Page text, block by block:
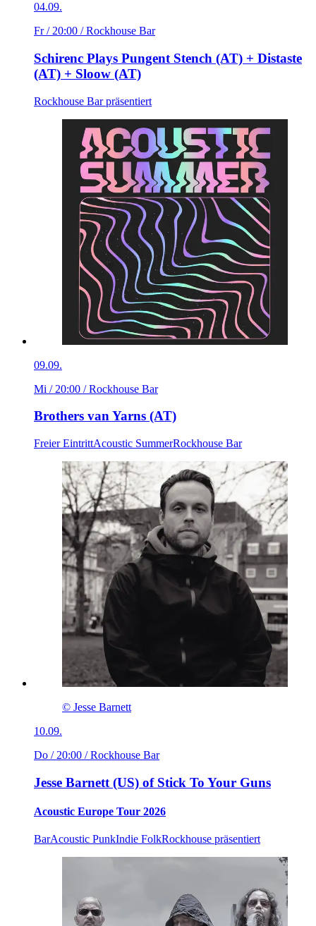
04.09.
Fr / 20:00 / Rockhouse Bar
Schirenc Plays Pungent Stench (AT) + Distaste
(AT) + Sloow (AT)
Rockhouse Bar präsentiert
09.09.
Mi / 20:00 / Rockhouse Bar
Brothers van Yarns (AT)
Freier EintrittAcoustic SummerRockhouse Bar
© Jesse Barnett
10.09.
Do / 20:00 / Rockhouse Bar
Jesse Barnett (US) of Stick To Your Guns
Acoustic Europe Tour 2026
BarAcoustic PunkIndie FolkRockhouse präsentiert